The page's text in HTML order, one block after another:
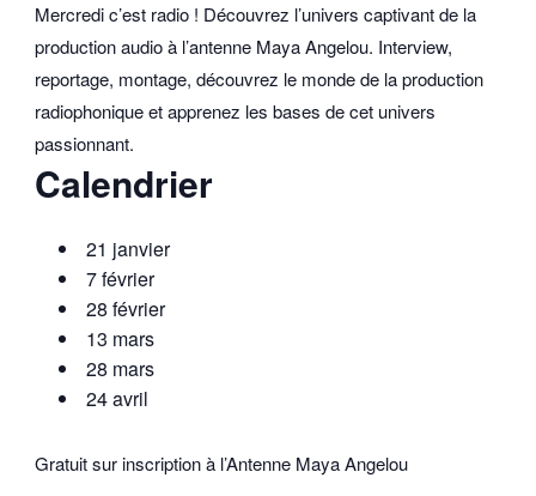
Mercredi c’est radio ! Découvrez l’univers captivant de la
production audio à l’antenne Maya Angelou. Interview,
reportage, montage, découvrez le monde de la production
radiophonique et apprenez les bases de cet univers
passionnant.
Calendrier
21 janvier
7 février
28 février
13 mars
28 mars
24 avril
Gratuit sur inscription à l’Antenne Maya Angelou